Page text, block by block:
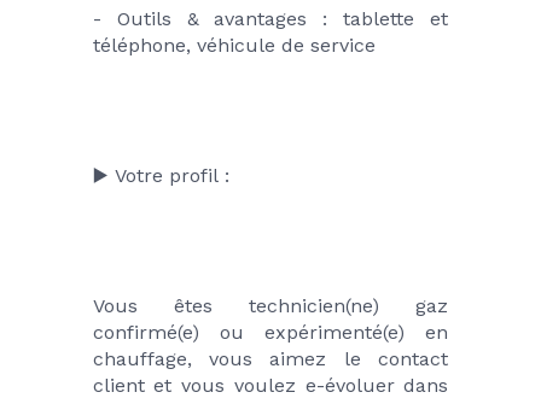
- Outils & avantages : tablette et
téléphone, véhicule de service
▶️ Votre profil :
Vous êtes technicien(ne) gaz
confirmé(e) ou expérimenté(e) en
chauffage, vous aimez le contact
client et vous voulez e-évoluer dans